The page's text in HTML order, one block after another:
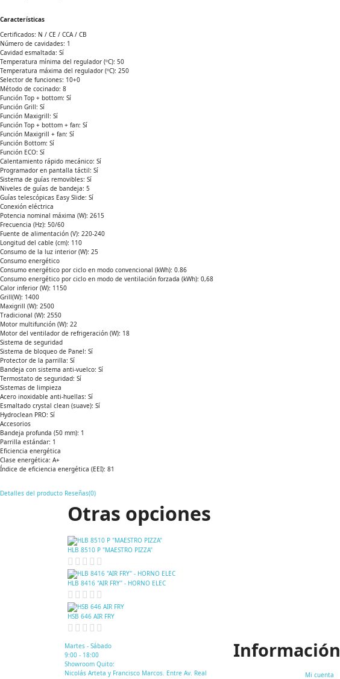
Características
Certificados: N / CE / CCA / CB
Número de cavidades: 1
Cavidad esmaltada: Sí
Temperatura mínima del regulador (ºC): 50
Temperatura máxima del regulador (ºC): 250
Selector de funciones: 10+0
Método de cocinado: 8
Función Top + bottom: Sí
Función Grill: Sí
Función Maxigrill: Sí
Función Top + bottom + fan: Sí
Función Maxigrill + fan: Sí
Función Bottom: Sí
Función ECO: Sí
Calentamiento rápido mecánico: Sí
Programador en pantalla táctil: Sí
Sistema de guías removibles: Sí
Niveles de guías de bandeja: 5
Guías telescópicas Easy Slide: Sí
Conexión eléctrica
Potencia nominal máxima (W): 2615
Frecuencia (Hz): 50/60
Fuente de alimentación (V): 220-240
Longitud del cable (cm): 110
Consumo de la luz interior (W): 25
Consumo energético
Consumo energético por ciclo en modo convencional (kWh): 0.86
Consumo energético por ciclo en modo de ventilación forzada (kWh): 0,68
Calor inferior (W): 1150
Grill(W): 1400
Maxigrill (W): 2500
Tradicional (W): 2550
Motor multifunción (W): 22
Motor del ventilador de refrigeración (W): 18
Sistema de seguridad
Sistema de bloqueo de Panel: Sí
Protector de la parrilla: Sí
Bandeja con sistema anti-vuelco: Sí
Termostato de seguridad: Sí
Sistemas de limpieza
Acero inoxidable anti-huellas: Sí
Esmaltado crystal clean (suave): Sí
Hydroclean PRO: Sí
Accesorios
Bandeja profunda (50 mm): 1
Parrilla estándar: 1
Eficiencia energética
Clase energética: A+
Índice de eficiencia energética (EEI): 81
Detalles del producto Reseñas(0)
Otras opciones
HLB 8510 P "MAESTRO PIZZA"
HLB 8416 "AIR FRY" - HORNO ELEC
HSB 646 AIR FRY
Martes - Sábado
9:00 - 18:00
Showroom Quito:
Nicolás Arteta y Francisco Marcos. Entre Av. Real
Información
Mi cuenta